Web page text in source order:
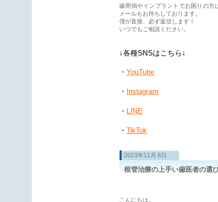
歯周病やインプラントでお困りの方
メールもお待ちしております。
僕が直接、必ず返信します！
いつでもご相談ください。
↓各種SNSはこちら↓
・ YouTube
・ Instagram
・ LINE
・ TikTok
2023年11月 6日
根管治療の上手い歯医者の選
こんにちは。